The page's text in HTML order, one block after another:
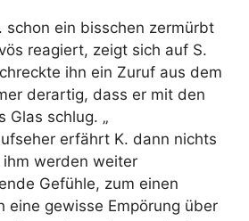
schon ein bisschen zermürbt
reagiert, zeigt sich auf S.
ihn ein Zuruf aus dem
derartig, dass er mit den
Glas schlug. „
erfährt K. dann nichts
ihm werden weiter
Gefühle, zum einen
eine gewisse Empörung über